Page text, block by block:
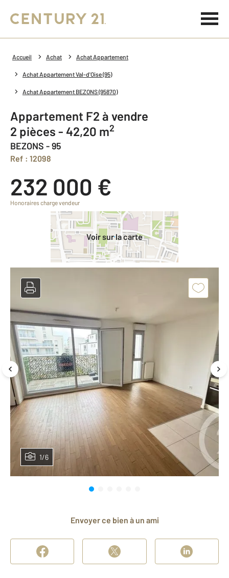
Accueil Achat Achat Appartement
Achat Appartement Val-d'Oise (95)
Achat Appartement BEZONS (95870)
Appartement F2 à vendre
2 pièces - 42,20 m2
BEZONS - 95
Ref : 12098
232 000 €
Honoraires charge vendeur
Voir sur la carte
1/6
Envoyer ce bien à un ami